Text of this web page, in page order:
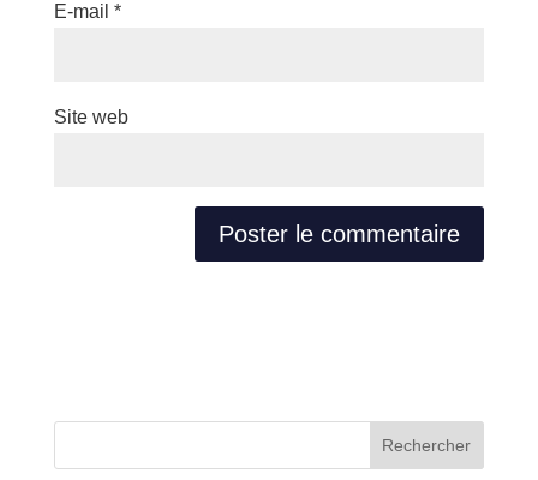
E-mail *
Site web